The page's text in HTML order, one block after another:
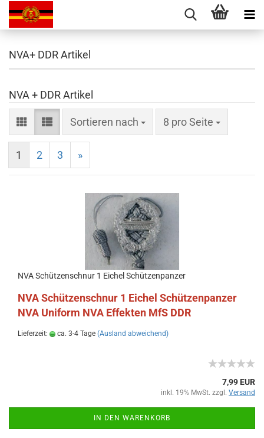
NVA+ DDR Artikel
NVA + DDR Artikel
Sortieren nach 8 pro Seite
1 2 3 »
NVA Schützenschnur 1 Eichel Schützenpanzer
NVA Schützenschnur 1 Eichel Schützenpanzer
NVA Uniform NVA Effekten MfS DDR
Lieferzeit: ca. 3-4 Tage (Ausland abweichend)
7,99 EUR
inkl. 19% MwSt. zzgl. Versand
IN DEN WARENKORB